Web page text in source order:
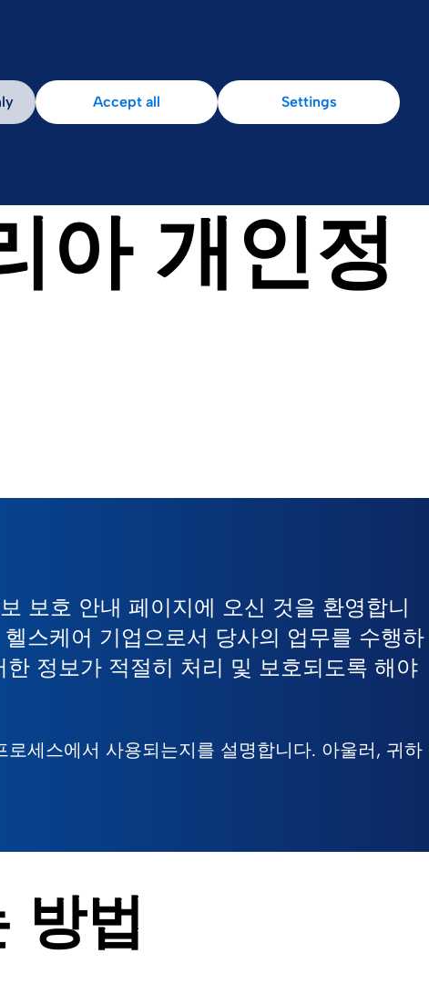
아 개인정
보호 안내 페이지에 오신 것을 환영합니
스케어 기업으로서 당사의 업무를 수행하
정보가 적절히 처리 및 보호되도록 해야
세스에서 사용되는지를 설명합니다. 아울러, 귀하
방법
Accept all Settings